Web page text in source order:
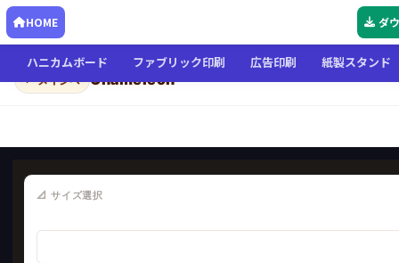
HOME ダ
ハニカムボード ファブリック印刷 広告印刷 紙製スタンド
← メインへ Chameleon
📐 サイズ選択